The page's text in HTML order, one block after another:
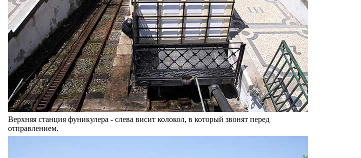
Верхняя станция фуникулера - слева висит колокол, в который звонят перед
отправлением.